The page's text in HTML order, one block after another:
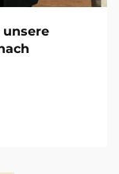
unsere